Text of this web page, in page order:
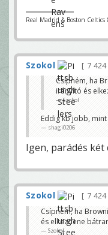
Real Madrid & Boston Celtics
Szokol 7 424
Csípném, ha
irányító és
Szokol
Eddig kb jobb,
shagi0206
Igen, parádés két
Szokol 7 424
Csípném, ha
és elkezdene
Szokol